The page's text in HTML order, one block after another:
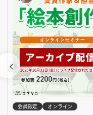
会員限定 オンライン